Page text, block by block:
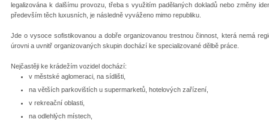
legalizována k dalšímu provozu, třeba s využitím padělaných dokladů nebo změny
především těch luxusních, je následně vyváženo mimo republiku.
Jde o vysoce sofistikovanou a dobře organizovanou trestnou činnost, která nemá
úrovni a uvnitř organizovaných skupin dochází ke specializované dělbě práce.
Nejčastěji ke krádežím vozidel dochází:
v městské aglomeraci, na sídlišti,
na větších parkovištích u supermarketů, hotelových zařízení,
v rekreační oblasti,
na odlehlých místech,